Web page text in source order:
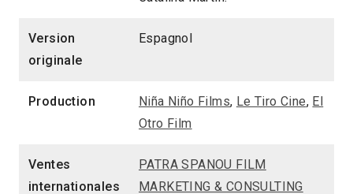
Version
originale
Espagnol
Production Niña Niño Films, Le Tiro Cine, El
Otro Film
Ventes
internationales
PATRA SPANOU FILM
MARKETING & CONSULTING